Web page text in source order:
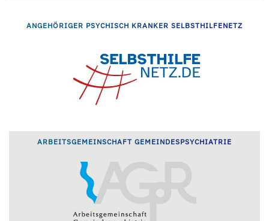
ANGEHÖRIGER PSYCHISCH KRANKER SELBSTHILFENETZ
ARBEITSGEMEINSCHAFT GEMEINDESPSYCHIATRIE